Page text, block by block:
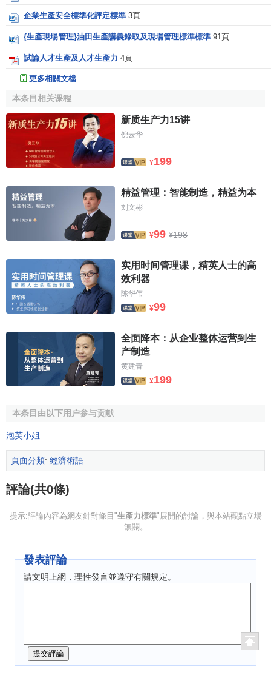
企業生產安全標準化評定標準 3頁
{生產現場管理}油田生產講義錄取及現場管理標準標準 91頁
試論人才生產及人才生產力 4頁
更多相關文檔
本条目相关课程
新质生产力15讲
倪云华
¥199
精益管理：智能制造，精益为本
刘文彬
¥99 ¥198
实用时间管理课，精英人士的高
效利器
陈华伟
¥99
全面降本：从企业整体运营到生
产制造
黄建青
¥199
本条目由以下用户参与贡献
泡芙小姐.
頁面分類: 經濟術語
評論(共0條)
提示:評論內容為網友針對條目"生產力標準"展開的討論，與本站觀點立場
無關。
發表評論
請文明上網，理性發言並遵守有關規定。